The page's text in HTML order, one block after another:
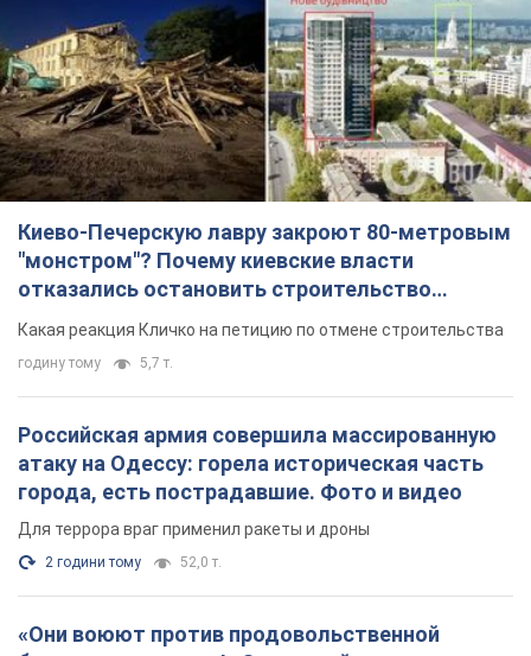
Киево-Печерскую лавру закроют 80-метровым
"монстром"? Почему киевские власти
отказались остановить строительство
небоскреба "московского верующего"
Какая реакция Кличко на петицию по отмене строительства
годину тому 5,7 т.
Российская армия совершила массированную
атаку на Одессу: горела историческая часть
города, есть пострадавшие. Фото и видео
Для террора враг применил ракеты и дроны
2 години тому 52,0 т.
«Они воюют против продовольственной